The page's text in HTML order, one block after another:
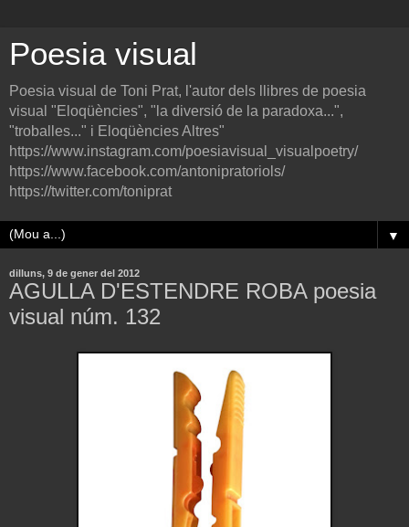
Poesia visual
Poesia visual de Toni Prat, l'autor dels llibres de poesia
visual "Eloqüències", "la diversió de la paradoxa...",
"troballes..." i Eloqüències Altres"
https://www.instagram.com/poesiavisual_visualpoetry/
https://www.facebook.com/antonipratoriols/
https://twitter.com/toniprat
▼
dilluns, 9 de gener del 2012
AGULLA D'ESTENDRE ROBA poesia
visual núm. 132